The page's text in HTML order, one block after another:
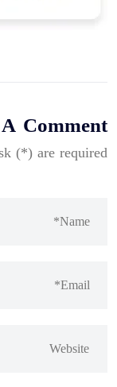
Comment
(*) are required